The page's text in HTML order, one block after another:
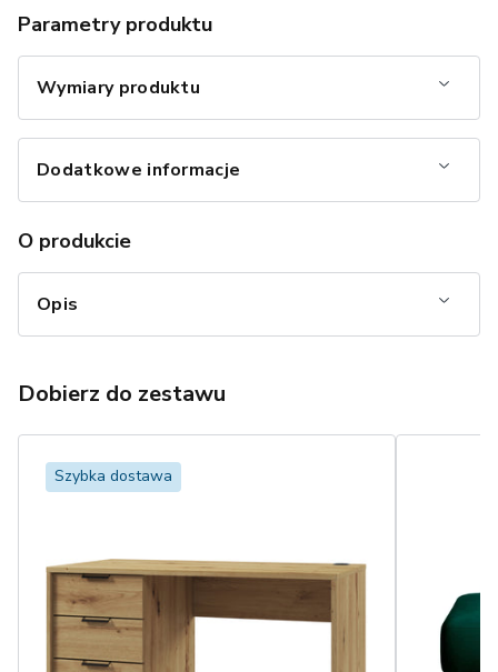
Parametry produktu
Wymiary produktu
Dodatkowe informacje
O produkcie
Opis
Dobierz do zestawu
Szybka dostawa